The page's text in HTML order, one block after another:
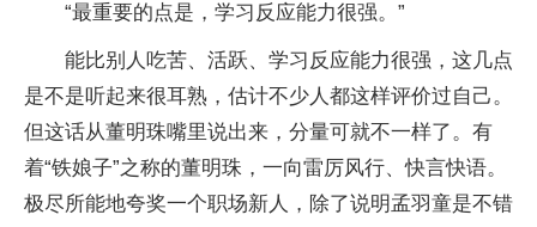
“最重要的点是，学习反应能力很强。”
能比别人吃苦、活跃、学习反应能力很强，这几点
是不是听起来很耳熟，估计不少人都这样评价过自己。
但这话从董明珠嘴里说出来，分量可就不一样了。有
着“铁娘子”之称的董明珠，一向雷厉风行、快言快语。
极尽所能地夸奖一个职场新人，除了说明孟羽童是不错